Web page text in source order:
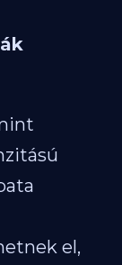
el,